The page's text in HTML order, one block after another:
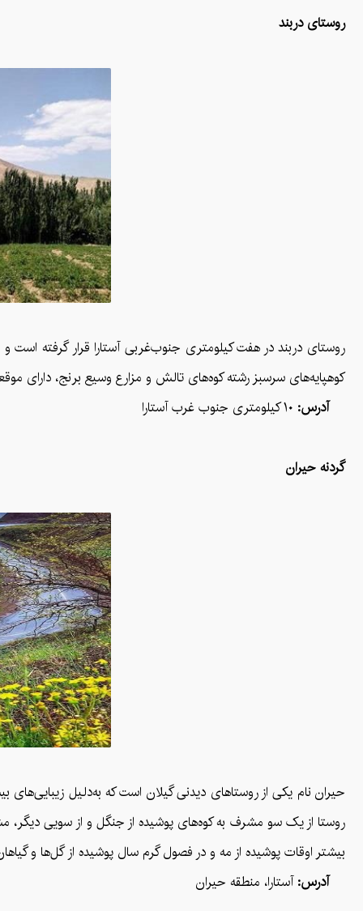
روستای دربند
روستای دربند در هفت کیلومتری جنوب‌غربی آستارا قرار گرفته
کوهپایه‌های سرسبز رشته کوه‌های تالش و مزارع وسیع برنج، دارای
آدرس:
گردنه حیران
حیران نام یکی از روستاهای دیدنی گیلان است که به‌دلیل
روستا از یک سو مشرف به کوه‌های پوشیده از جنگل و از سویی دیگر،
بیشتر اوقات پوشیده از مه و در فصول گرم سال پوشیده از گل‌ها و
آدرس:آستارا، منطقه حیران